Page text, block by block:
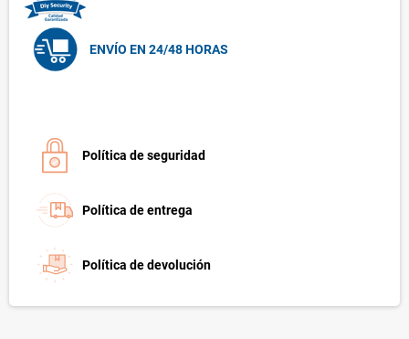
ENVÍO EN 24/48 HORAS
Política de seguridad
Política de entrega
Política de devolución